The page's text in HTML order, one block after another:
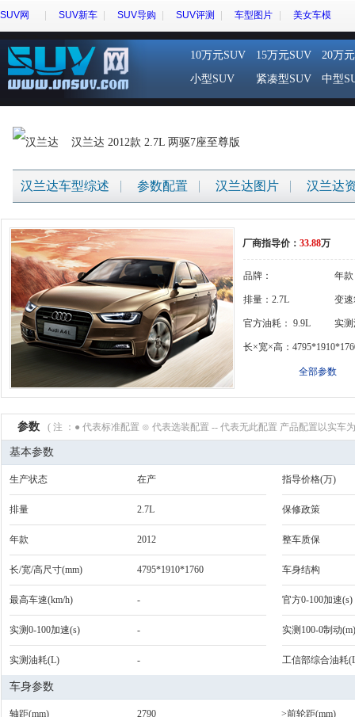
SUV网 SUV新车 SUV导购 SUV评测 车型图片 美女车模
10万元SUV 15万元SUV
20万
小型SUV
紧凑型SUV 中型
汉兰达 2012款 2.7L 两驱7座至尊版
汉兰达车型综述 参数配置 汉兰达图片 汉兰达
厂商指导价： 33.88万
品牌：
{gigi:brandname}
年款
排量：2.7L 变
体
官方油耗： 9.9L 实
长×宽×高：
全部参数
参数 ( 注 ：● 代表标准配置 ⊙ 代表选装配置 -- 代表无此配置 产品配置以实车
基本参数
生产状态 在产 指导价格(万)
排量 2.7L 保修政策
年款 2012 整车质保
长/宽/高尺寸(mm) 4795*1910*1760 车身结构
最高车速(km/h) - 官方0-100加速(s)
实测0-100加速(s) - 实测100-0制动(m)
实测油耗(L) - 工信部综合油耗
车身参数
轴距(mm) 2790 >前轮距(mm)